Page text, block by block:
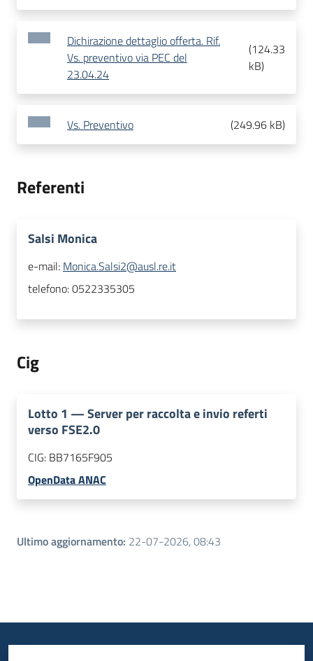
Dichirazione dettaglio offerta. Rif.
Vs. preventivo via PEC del
23.04.24
(124.33
kB)
Vs. Preventivo (249.96 kB)
Referenti
Salsi Monica
e-mail: Monica.Salsi2@ausl.re.it
telefono:0522335305
Cig
Lotto 1 —Server per raccolta e invio referti
verso FSE2.0
CIG: BB7165F905
OpenData ANAC
Ultimo aggiornamento: 22-07-2026, 08:43